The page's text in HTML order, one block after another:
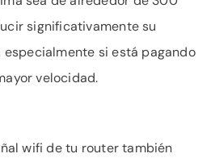
significativamente su
si está pagando
velocidad.
wifi de tu router también